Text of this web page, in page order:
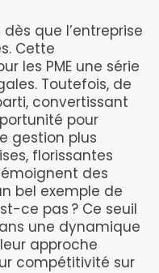
dès que l’entreprise
Cette
les PME une série
Toutefois, de
convertissant
pour
gestion plus
florissantes
des
bel exemple de
ce pas ? Ce seuil
une dynamique
approche
compétitivité sur